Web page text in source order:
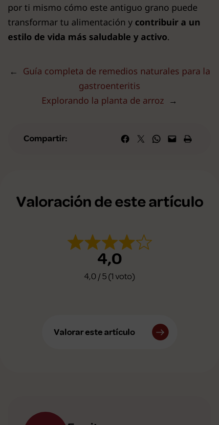
por ti mismo cómo este antiguo grano puede
transformar tu alimentación y contribuir a un
estilo de vida más saludable y activo.
← Guía completa de remedios naturales para la
gastroenteritis
Explorando la planta de arroz →
Compartir: Compartir en Facebook
Compartir en X Compartir en WhatsApp
Envía esta página por correo
Imprime esta
Valoración de este artículo
4,0
4,0 / 5 (1 voto)
Valorar este artículo